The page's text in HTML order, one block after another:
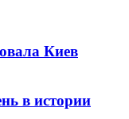
Киев
в истории